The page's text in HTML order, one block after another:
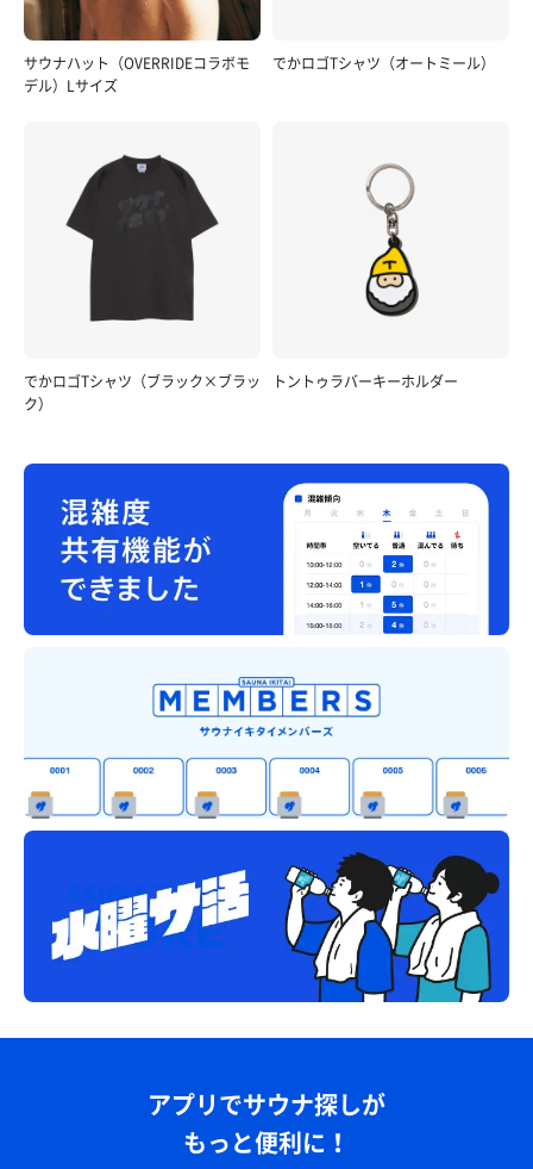
サウナハット（OVERRIDEコラボモ
デル）Lサイズ
でかロゴTシャツ（オートミール）
でかロゴTシャツ（ブラック×ブラッ
ク）
トントゥラバーキーホルダー
アプリでサウナ探しが
もっと便利に！